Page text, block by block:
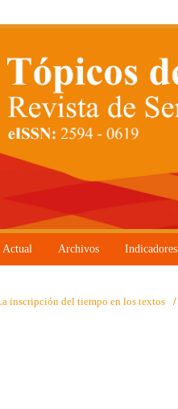
Actual Archivos Indicadores
inscripción del tiempo en los textos /